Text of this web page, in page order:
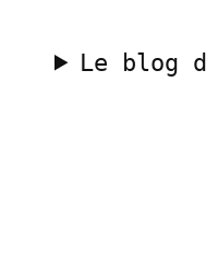
contenu
Le blog